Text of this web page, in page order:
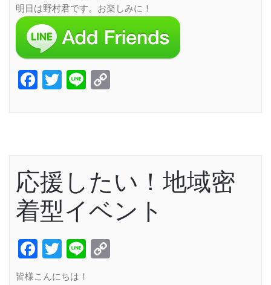
明日は野村君です。お楽しみに！
Facebook
Twitter
Line
応援したい！地域密
着型イベント
Facebook
Twitter
Line
皆様こんにちは！